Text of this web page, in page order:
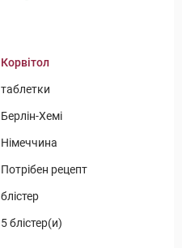
Корвітол
таблетки
Берлін-Хемі
Німеччина
Потрібен рецепт
блістер
5 блістер(и)